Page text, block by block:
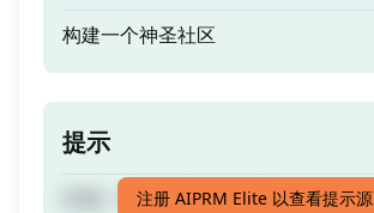
构建一个神圣社区
提示
打造一个神圣社区的路径。
注册 AIPRM Elite 以查看提示源